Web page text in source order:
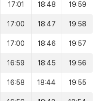
17:01 18:48 19:59
17:00 18:47 19:58
17:00 18:46 19:57
16:59 18:45 19:56
16:58 18:44 19:55